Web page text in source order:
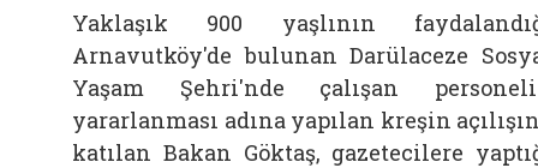
Yaklaşık 900 yaşlının
Arnavutköy'de bulunan Darülaceze
Yaşam Şehri'nde çalışan
yararlanması adına yapılan kreşin
katılan Bakan Göktaş, gazetecilere